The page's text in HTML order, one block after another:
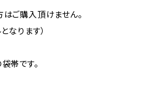
ご購入頂けません。
なります）
帯です。